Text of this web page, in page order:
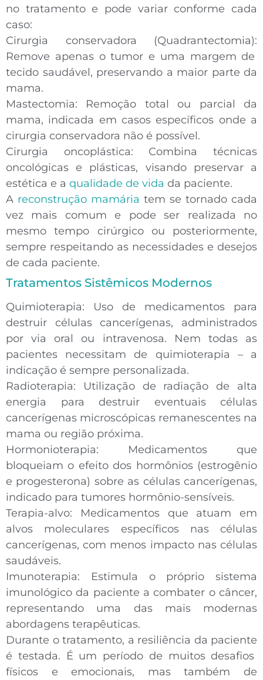
no tratamento e pode variar conforme cada
caso:
Cirurgia conservadora (Quadrantectomia):
Remove apenas o tumor e uma margem de
tecido saudável, preservando a maior parte da
mama.
Mastectomia: Remoção total ou parcial da
mama, indicada em casos específicos onde a
cirurgia conservadora não é possível.
Cirurgia oncoplástica: Combina técnicas
oncológicas e plásticas, visando preservar a
estética e a qualidade de vida da paciente.
A reconstrução mamária tem se tornado cada
vez mais comum e pode ser realizada no
mesmo tempo cirúrgico ou posteriormente,
sempre respeitando as necessidades e desejos
de cada paciente.
Tratamentos Sistêmicos Modernos
Quimioterapia: Uso de medicamentos para
destruir células cancerígenas, administrados
por via oral ou intravenosa. Nem todas as
pacientes necessitam de quimioterapia – a
indicação é sempre personalizada.
Radioterapia: Utilização de radiação de alta
energia para destruir eventuais células
cancerígenas microscópicas remanescentes na
mama ou região próxima.
Hormonioterapia: Medicamentos que
bloqueiam o efeito dos hormônios (estrogênio
e progesterona) sobre as células cancerígenas,
indicado para tumores hormônio-sensíveis.
Terapia-alvo: Medicamentos que atuam em
alvos moleculares específicos nas células
cancerígenas, com menos impacto nas células
saudáveis.
Imunoterapia: Estimula o próprio sistema
imunológico da paciente a combater o câncer,
representando uma das mais modernas
abordagens terapêuticas.
Durante o tratamento, a resiliência da paciente
é testada. É um período de muitos desafios
físicos e emocionais, mas também de